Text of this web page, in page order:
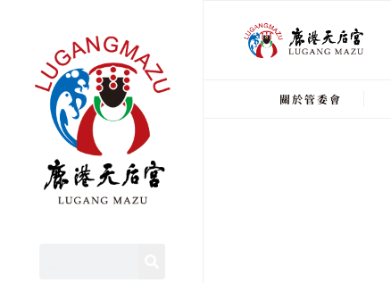
關於管委會